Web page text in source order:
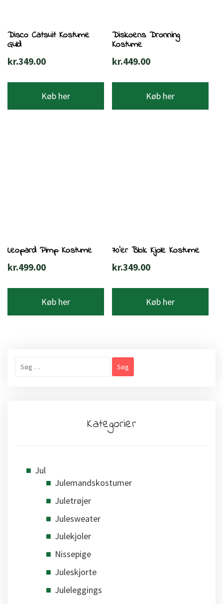
Disco Catsuit Kostume
Guld
kr.349.00
Køb her
Diskoens Dronning
Kostume
kr.449.00
Køb her
Leopard Pimp Kostume
kr.499.00
Køb her
70’er Blok Kjole Kostume
kr.349.00
Køb her
efter:
Kategorier
Jul
Julemandskostumer
Juletrøjer
Julesweater
Julekjoler
Nissepige
Juleskjorte
Juleleggings